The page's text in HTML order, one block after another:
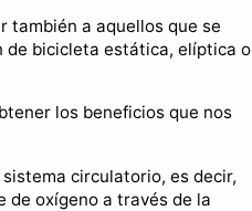
también a aquellos que se
de bicicleta estática, elíptica o
los beneficios que nos
circulatorio, es decir,
de oxígeno a través de la